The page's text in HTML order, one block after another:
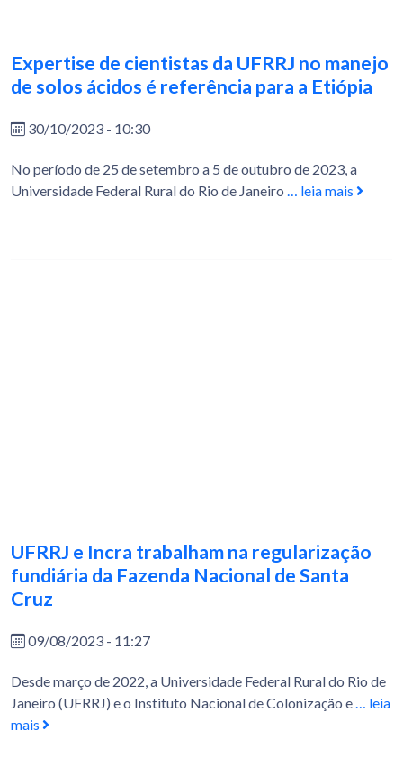
Expertise de cientistas da UFRRJ no manejo
de solos ácidos é referência para a Etiópia
30/10/2023 - 10:30
No período de 25 de setembro a 5 de outubro de 2023, a
Universidade Federal Rural do Rio de Janeiro … leia mais
UFRRJ e Incra trabalham na regularização
fundiária da Fazenda Nacional de Santa
Cruz
09/08/2023 - 11:27
Desde março de 2022, a Universidade Federal Rural do Rio de
Janeiro (UFRRJ) e o Instituto Nacional de Colonização e… leia
mais